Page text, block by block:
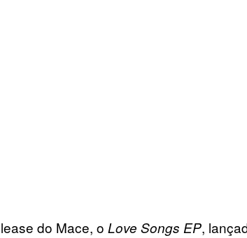
do Mace, o Love Songs EP,